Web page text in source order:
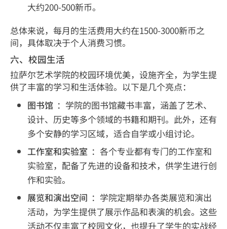
大约200-500新币。
总体来说，每月的生活费用大约在1500-3000新币之
间，具体取决于个人消费习惯。
六、校园生活
拉萨尔艺术学院的校园环境优美，设施齐全，为学生提
供了丰富的学习和生活体验。以下是几个亮点：
图书馆 ：学院的图书馆藏书丰富，涵盖了艺术、
设计、历史等多个领域的书籍和期刊。此外，还有
多个安静的学习区域，适合自学或小组讨论。
工作室和实验室 ：各个专业都有专门的工作室和
实验室，配备了先进的设备和技术，供学生进行创
作和实验。
展览和演出空间 ：学院定期举办各类展览和演出
活动，为学生提供了展示作品和表演的机会。这些
活动不仅丰富了校园文化，也提升了学生的实战经